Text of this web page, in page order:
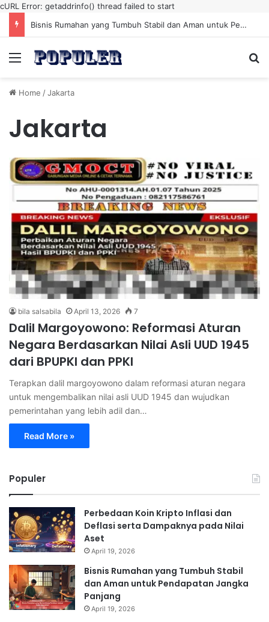
cURL Error: getaddrinfo() thread failed to start
Bisnis Rumahan yang Tumbuh Stabil dan Aman untuk Pendapatan Jangka Panjang
Menu
Home /Jakarta
Jakarta
bila salsabila April 13, 2026 7
Dalil Margoyowono: Reformasi Aturan
Negara Berdasarkan Nilai Asli UUD 1945
dari BPUPKI dan PPKI
Terapkan dalil margoyowono dalam reformasi aturan negara
untuk mengembalikan nilai asli UUD 1945 dan wujudkan
pemerintahan yang lebih adil dan…
Read More »
Populer
Perbedaan Koin Kripto Inflasi dan
Deflasi serta Dampaknya pada Nilai
Aset
April 19, 2026
Bisnis Rumahan yang Tumbuh Stabil
dan Aman untuk Pendapatan Jangka
Panjang
April 19, 2026